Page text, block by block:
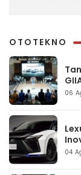
OTOTEKNO
06
04